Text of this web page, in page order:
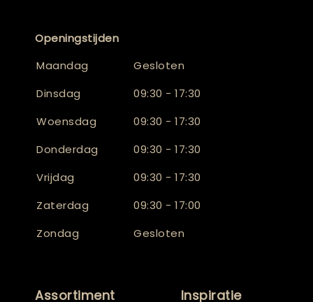
Openingstijden
Maandag
Gesloten
Dinsdag
09:30 - 17:30
Woensdag
09:30 - 17:30
Donderdag
09:30 - 17:30
Vrijdag
09:30 - 17:30
Zaterdag
09:30 - 17:00
Zondag
Gesloten
Assortiment Inspiratie